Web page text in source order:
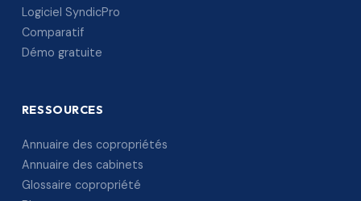
Logiciel SyndicPro
Comparatif
Démo gratuite
RESSOURCES
Annuaire des copropriétés
Annuaire des cabinets
Glossaire copropriété